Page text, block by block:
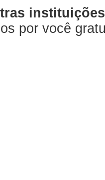
por você